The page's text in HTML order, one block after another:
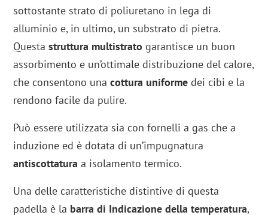
sottostante strato di poliuretano in lega di
alluminio e, in ultimo, un substrato di pietra.
Questastruttura multistrato garantisce un buon
assorbimento e un’ottimale distribuzione del calore,
che consentono unacottura uniforme dei cibi e la
rendono facile da pulire.
Può essere utilizzata sia con fornelli a gas che a
induzione ed è dotata di un’impugnatura
antiscottaturaa isolamento termico.
Una delle caratteristiche distintive di questa
padella è la barra di Indicazione della temperatura,